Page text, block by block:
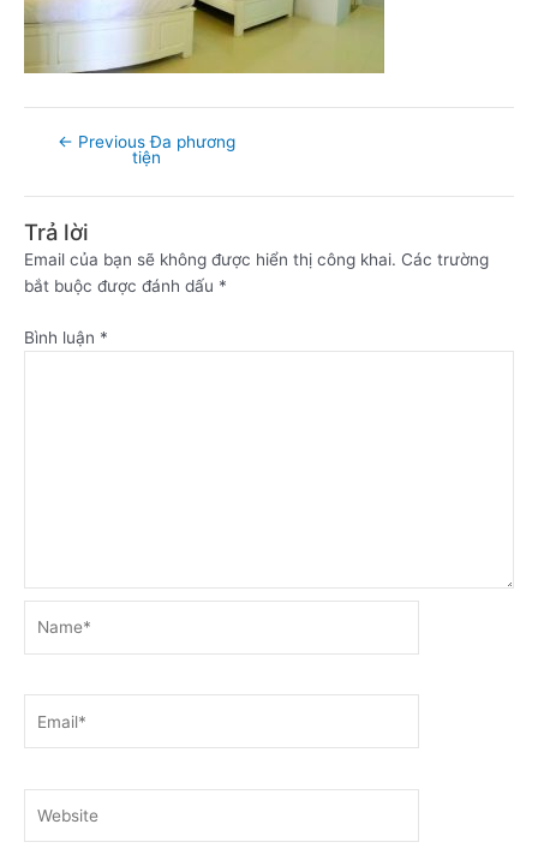
← Previous Đa phương
tiện
Trả lời
Email của bạn sẽ không được hiển thị công khai. Các trường
bắt buộc được đánh dấu *
Bình luận *